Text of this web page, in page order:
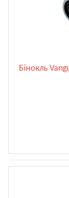
Бінокль